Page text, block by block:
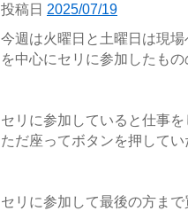
投稿日 2025/07/19
今週は火曜日と土曜日は現
を中心にセリに参加したも
セリに参加していると仕事
ただ座ってボタンを押して
セリに参加して最後の方ま